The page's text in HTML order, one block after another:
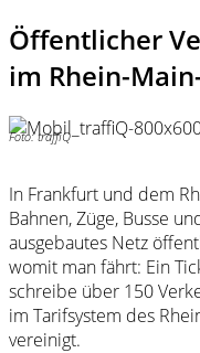
Öffentlicher
im Rhein-
Foto: traffiQ
In Frankfurt und dem
Bahnen, Züge, Busse
ausgebautes Netz
womit man fährt: Ein
schreibe über 150
im Tarifsys­tem des
vereinigt.